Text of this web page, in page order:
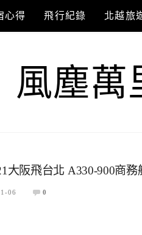
心得 飛行紀錄 北越旅
風塵萬
大阪飛台北 A330-900商
06 0